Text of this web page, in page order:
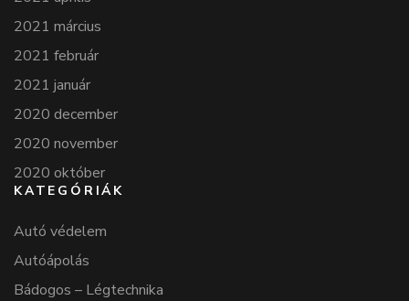
2021 március
2021 február
2021 január
2020 december
2020 november
2020 október
KATEGÓRIÁK
Autó védelem
Autóápolás
Bádogos – Légtechnika